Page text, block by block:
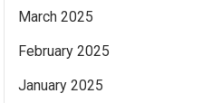
March 2025
February 2025
January 2025